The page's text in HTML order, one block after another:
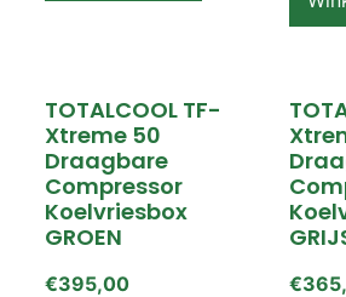
TOTALCOOL TF-
Xtreme 50
Draagbare
Compressor
Koelvriesbox
GROEN
€395,00 €